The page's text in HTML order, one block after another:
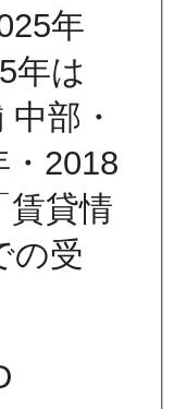
年
年は
中部・
・2018
賃貸情
の受